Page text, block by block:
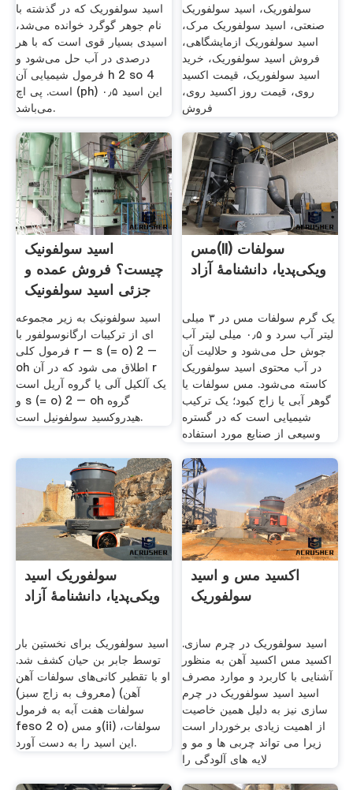
اسید سولفوریک که در گذشته با
نام جوهر گوگرد خوانده می‌شد،
اسیدی بسیار قوی است که با هر
درصدی در آب حل می‌شود و
فرمول شیمیایی آن h 2 so 4
است. پی اچ (ph) این اسید ۰٫۵
می‌باشد.
سولفوریک، اسید سولفوریک
صنعتی، اسید سولفوریک مرک،
اسید سولفوریک ازمایشگاهی،
فروش اسید سولفوریک، خرید
اسید سولفوریک، قیمت اکسید
روی، قیمت روز اکسید روی،
فروش
اسید سولفونیک
چیست؟ فروش عمده و
جزئی اسید سولفونیک
پاکسان
اسید سولفونیک به زیر مجموعه
ای از ترکیبات ارگانوسولفور با
فرمول کلی r − s (= o) 2 –
oh اطلاق می شود که در آن r
یک آلکیل آلی یا گروه آریل است
و s (= o) 2 – oh گروه
هیدروکسید سولفونیل است.
مس(II) سولفات
ویکی‌پدیا، دانشنامهٔ آزاد
یک گرم سولفات مس در ۳ میلی
لیتر آب سرد و ۰٫۵ میلی لیتر آب
جوش حل می‌شود و حلالیت آن
در آب محتوی اسید سولفوریک
کاسته می‌شود. مس سولفات یا
گوهر آبی یا زاج کبود؛ یک ترکیب
شیمیایی است که در گستره
وسیعی از صنایع مورد استفاده
سولفوریک اسید
ویکی‌پدیا، دانشنامهٔ آزاد
اسید سولفوریک برای نخستین بار
توسط جابر بن حیان کشف شد.
او با تقطیر کانی‌های سولفات آهن
(معروف به زاج سبز) (آهن
سولفات هفت آبه به فرمول
feso 2 o) و مس(ii) سولفات،
این اسید را به دست آورد.
اکسید مس و اسید
سولفوریک
اسید سولفوریک در چرم سازی.
اکسید مس اکسید آهن به منظور
آشنایی با کاربرد و موارد مصرف
اسید اسید سولفوریک در چرم
سازی نیز به دلیل همین خاصیت
از اهمیت زیادی برخوردار است
زیرا می تواند چربی ها و مو و
لایه های آلودگی را